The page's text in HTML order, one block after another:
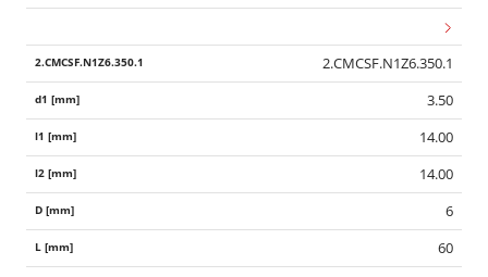
2.CMCSF.N1Z6.350.1
3.50
14.00
14.00
6
60